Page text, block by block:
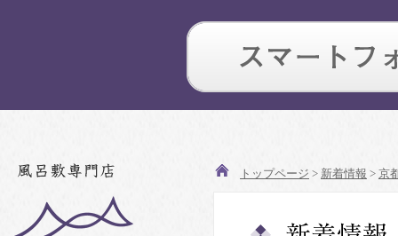
トップページ > 新着情報 > 京